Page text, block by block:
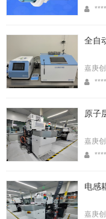
****
全自
嘉庚
****
原子
嘉庚
****
电感
嘉庚